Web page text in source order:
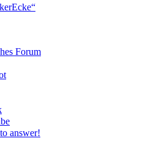
Forum
answer!